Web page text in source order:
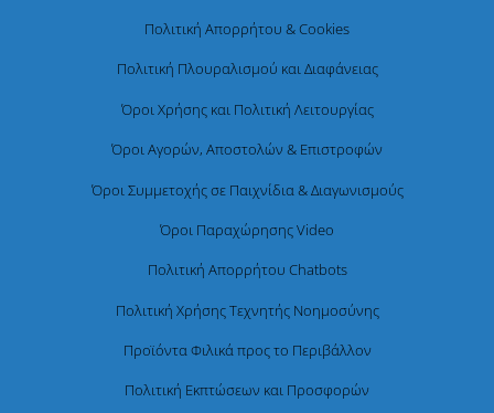
Πολιτική Απορρήτου & Cookies
Πολιτική Πλουραλισμού και Διαφάνειας
Όροι Χρήσης και Πολιτική Λειτουργίας
Όροι Αγορών, Αποστολών & Επιστροφών
Όροι Συμμετοχής σε Παιχνίδια & Διαγωνισμούς
Όροι Παραχώρησης Video
Πολιτική Απορρήτου Chatbots
Πολιτική Χρήσης Τεχνητής Νοημοσύνης
Προϊόντα Φιλικά προς το Περιβάλλον
Πολιτική Εκπτώσεων και Προσφορών